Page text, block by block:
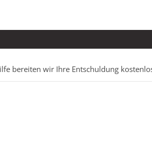
bereiten wir Ihre Entschuldung